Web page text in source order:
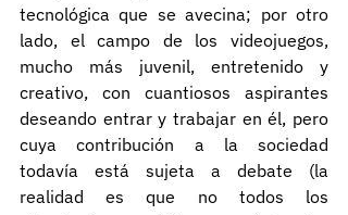
tecnológica que se avecina; por otro
lado, el campo de los videojuegos,
mucho más juvenil, entretenido y
creativo, con cuantiosos aspirantes
deseando entrar y trabajar en él, pero
cuya contribución a la sociedad
todavía está sujeta a debate (la
realidad es que no todos los